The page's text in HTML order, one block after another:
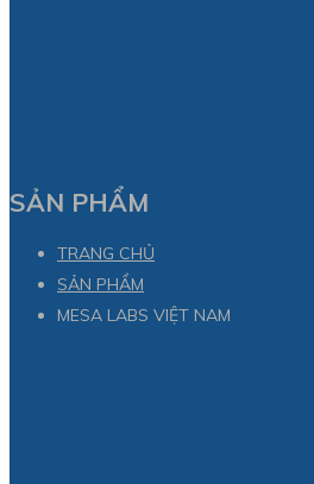
SẢN PHẨM
TRANG CHỦ
SẢN PHẨM
MESA LABS VIỆT NAM